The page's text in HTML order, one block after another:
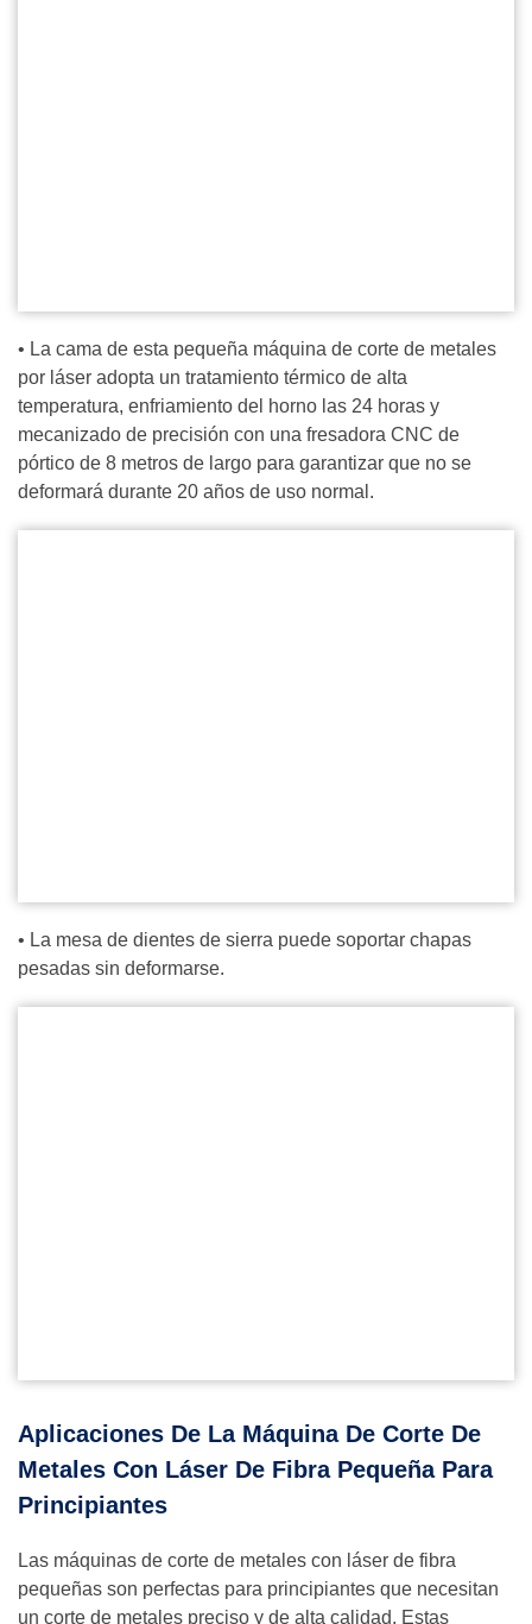
• La cama de esta pequeña máquina de corte de metales
por láser adopta un tratamiento térmico de alta
temperatura, enfriamiento del horno las 24 horas y
mecanizado de precisión con una fresadora CNC de
pórtico de 8 metros de largo para garantizar que no se
deformará durante 20 años de uso normal.
• La mesa de dientes de sierra puede soportar chapas
pesadas sin deformarse.
Aplicaciones De La Máquina De Corte De
Metales Con Láser De Fibra Pequeña Para
Principiantes
Las máquinas de corte de metales con láser de fibra
pequeñas son perfectas para principiantes que necesitan
un corte de metales preciso y de alta calidad. Estas